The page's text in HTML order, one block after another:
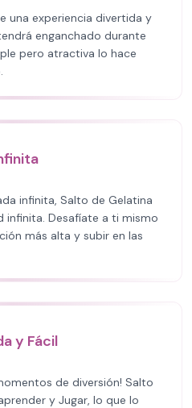
una experiencia divertida y
enganchado durante
pero atractiva lo hace
infinita, Salto de Gelatina
infinita. Desafíate a ti mismo
más alta y subir en las
y Fácil
de diversión! Salto
y Jugar, lo que lo